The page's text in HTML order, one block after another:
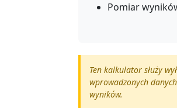
Pomiar
Ten kalkulator służy
wprowadzonych
wyników.